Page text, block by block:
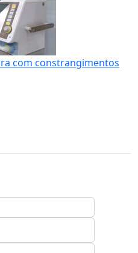
com constrangimentos